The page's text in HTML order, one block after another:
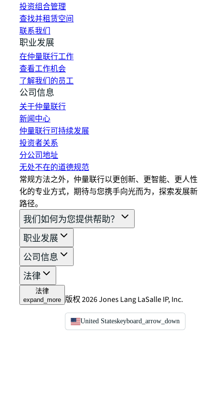
投资组合管理
查找并租赁空间
联系我们
职业发展
在仲量联行工作
查看工作机会
了解我们的员工
公司信息
关于仲量联行
新闻中心
仲量联行可持续发展
投资者关系
分公司地址
无处不在的道德规范
常规方法之外，仲量联行以更创新、更智能、更人性
化的专业方式，期待与您携手向光而为，探索发展新
路径。
我们如何为您提供帮助？
职业发展
公司信息
法律
法律
expand_more 版权 2026 Jones Lang LaSalle IP, Inc.
United Stateskeyboard_arrow_down